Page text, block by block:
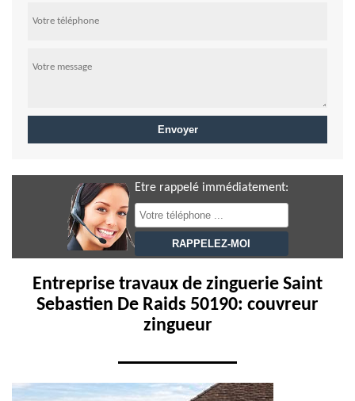
Etre rappelé immédiatement:
Entreprise travaux de zinguerie Saint
Sebastien De Raids 50190: couvreur
zingueur